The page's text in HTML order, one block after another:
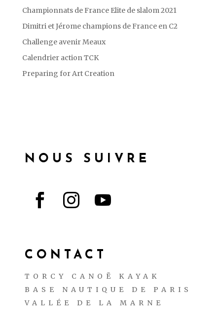
Championnats de France Elite de slalom 2021
Dimitri et Jérome champions de France en C2
Challenge avenir Meaux
Calendrier action TCK
Preparing for Art Creation
NOUS SUIVRE
  
CONTACT
TORCY CANOË KAYAK
BASE NAUTIQUE DE PARIS
VALLÉE DE LA MARNE